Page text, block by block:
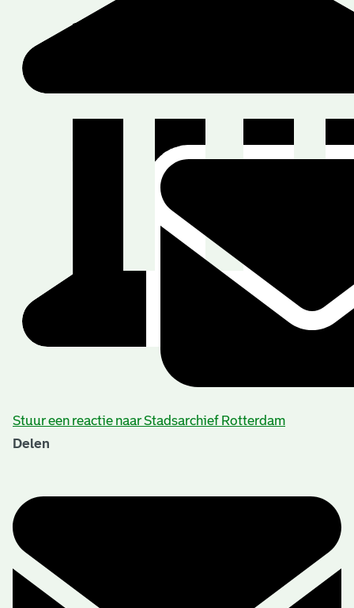
Stuur een reactie naar Stadsarchief Rotterdam
Delen